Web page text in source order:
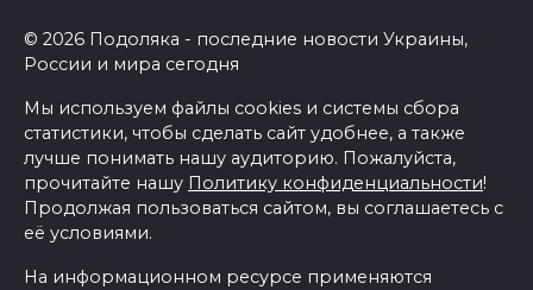
© 2026 Подоляка - последние новости Украины,
России и мира сегодня
Мы используем файлы cookies и системы сбора
статистики, чтобы сделать сайт удобнее, а также
лучше понимать нашу аудиторию. Пожалуйста,
прочитайте нашу Политику конфиденциальности!
Продолжая пользоваться сайтом, вы соглашаетесь с
её условиями.
На информационном ресурсе применяются